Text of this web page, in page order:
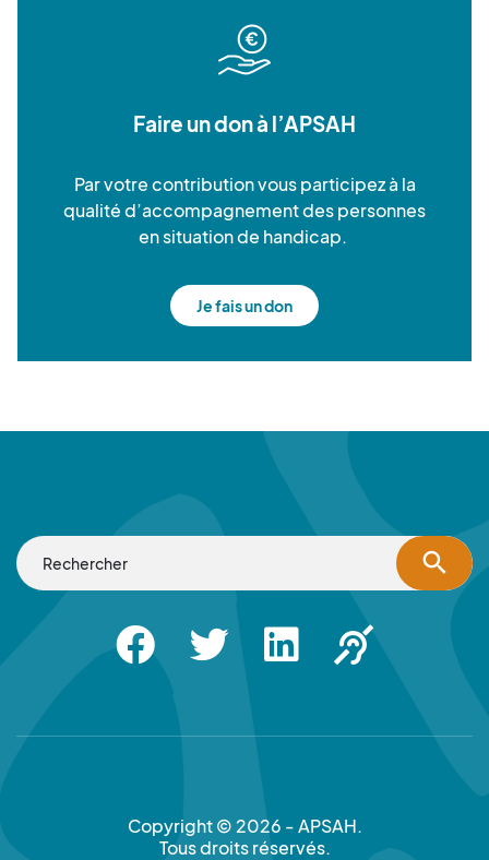
Faire un don à l’APSAH
Par votre contribution vous participez à la
qualité d’accompagnement des personnes
en situation de handicap.
Je fais un don
search
FacebookTwitter LinkedinApsah Sourd
Copyright © 2026 - APSAH.
Tous droits réservés.